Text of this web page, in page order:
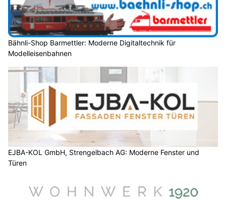
Bähnli-Shop Barmettler: Moderne Digitaltechnik für
Modelleisenbahnen
EJBA-KOL GmbH, Strengelbach AG: Moderne Fenster und
Türen